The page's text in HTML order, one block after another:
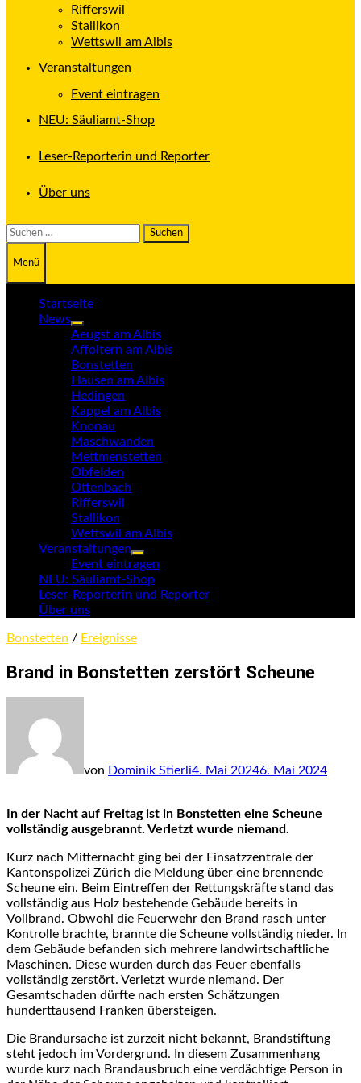
Rifferswil
Stallikon
Wettswil am Albis
Veranstaltungen
Event eintragen
NEU: Säuliamt-Shop
Leser-Reporterin und Reporter
Über uns
Suchen
nach:
Menü
Startseite
News
Untermenü
anzeigen
Aeugst am Albis
Affoltern am Albis
Bonstetten
Hausen am Albis
Hedingen
Kappel am Albis
Knonau
Maschwanden
Mettmenstetten
Obfelden
Ottenbach
Rifferswil
Stallikon
Wettswil am Albis
Veranstaltungen
Untermenü
anzeigen
Event eintragen
NEU: Säuliamt-Shop
Leser-Reporterin und Reporter
Über uns
Bonstetten / Ereignisse
Brand in Bonstetten zerstört Scheune
von Dominik Stierli4. Mai 20246. Mai 2024
In der Nacht auf Freitag ist in Bonstetten eine Scheune
vollständig ausgebrannt. Verletzt wurde niemand.
Kurz nach Mitternacht ging bei der Einsatzzentrale der
Kantonspolizei Zürich die Meldung über eine brennende
Scheune ein. Beim Eintreffen der Rettungskräfte stand das
vollständig aus Holz bestehende Gebäude bereits in
Vollbrand. Obwohl die Feuerwehr den Brand rasch unter
Kontrolle brachte, brannte die Scheune vollständig nieder. In
dem Gebäude befanden sich mehrere landwirtschaftliche
Maschinen. Diese wurden durch das Feuer ebenfalls
vollständig zerstört. Verletzt wurde niemand. Der
Gesamtschaden dürfte nach ersten Schätzungen
hunderttausend Franken übersteigen.
Die Brandursache ist zurzeit nicht bekannt, Brandstiftung
steht jedoch im Vordergrund. In diesem Zusammenhang
wurde kurz nach Brandausbruch eine verdächtige Person in